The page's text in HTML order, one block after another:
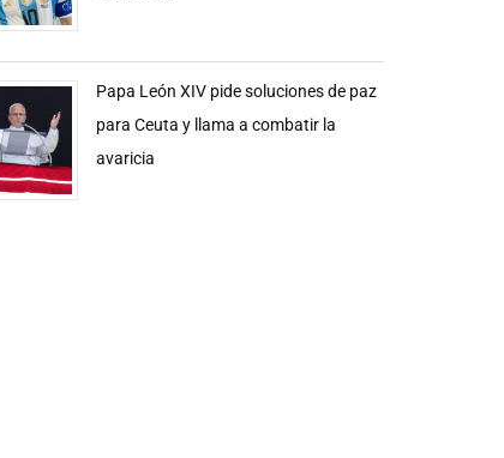
Papa León XIV pide soluciones de paz
para Ceuta y llama a combatir la
avaricia